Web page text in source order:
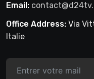
Email:
Office Address: Via
Italie